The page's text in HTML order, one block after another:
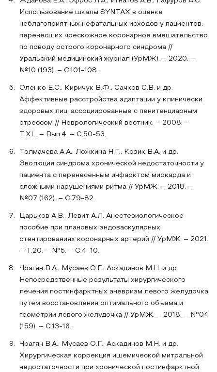
Использование шкалы SYNTAX в оценке
неблагоприятных нефатальных исходов у пациентов,
перенесших чрескожное коронарное вмешательство
по поводу острого коронарного синдрома //
Уральский медицинский журнал (УрМЖ). – 2020. –
№10 (193). – С.101-108.
Оленко Е.С., Киричук В.Ф., Сачков С.В. и др.
Аффективные расстройства адаптации у клинически
здоровых лиц, ассоциированные с пенитенциарным
стрессом // Неврологический вестник. – 2008. –
Т.XL. – Вып.4. – С.50-53.
Толмачева А.А., Ложкина Н.Г., Козик В.А. и др.
Эволюция синдрома хронической недостаточности у
пациента с перенесенным инфарктом миокарда и
сложными нарушениями ритма // УрМЖ. – 2018. –
№07 (162). – С.79-82.
Царьков А.В., Левит А.Л. Анестезиологическое
пособие при плановых эндоваскулярных
стентированиях коронарных артерий // УрМЖ. – 2021.
– Т.20. – №5. – С.4-10.
Чрагян В.А., Мусаев О.Г., Аскадинов М.Н. и др.
Непосредственные результаты хирургического
лечения постинфарктных аневризм левого желудочка
путем восстановления оптимального объема и
геометрии левого желудочка // УрМЖ. – 2018. – №04
(159). – С.13-16.
Чрагян В.А., Мусаев О.Г., Аскадинов М.Н. и др.
Хирургическая коррекция ишемической митральной
недостаточности при хронической постинфарктной